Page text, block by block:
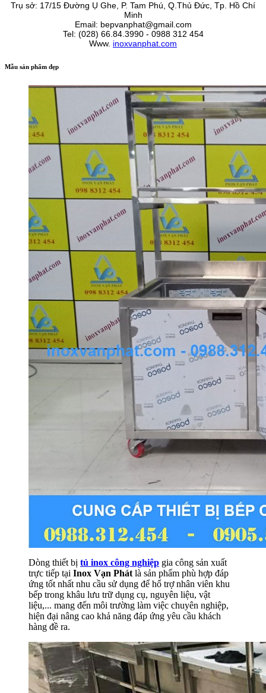
Trụ sở: 17/15 Đường Ụ Ghe, P. Tam Phú, Q.Thủ Đức, Tp. Hồ Chí
Minh
Email: bepvanphat@gmail.com
Tel: (028) 66.84.3990 - 0988 312 454
Www. inoxvanphat.com
Mẫu sản phẩm đẹp
Dòng thiết bị tủ inox công nghiệp gia công sản xuất
trực tiếp tại Inox Vạn Phátlà sản phẩm phù hợp đáp
ứng tốt nhất nhu cầu sử dụng để hổ trợ nhân viên khu
bếp trong khâu lưu trữ dụng cụ, nguyên liệu, vật
liệu,... mang đến môi trường làm việc chuyên nghiệp,
hiện đại nâng cao khả năng đáp ứng yêu cầu khách
hàng đề ra.